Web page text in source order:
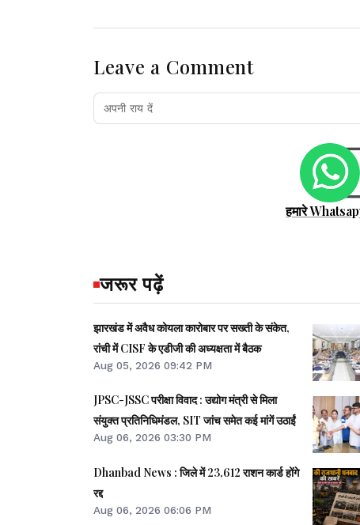
Leave a Comment
हमारे
जरूर पढ़ें
झारखंड में अवैध कोयला कारोबार पर सख्ती के संकेत,
रांची में CISF के एडीजी की अध्यक्षता में बैठक
Aug 05, 2026 09:42 PM
JPSC-JSSC परीक्षा विवाद : उद्योग मंत्री से मिला
संयुक्त प्रतिनिधिमंडल, SIT जांच समेत कई मांगें उठाईं
Aug 06, 2026 03:30 PM
Dhanbad News : जिले में 23,612 राशन कार्ड होंगे
रद्द
Aug 06, 2026 06:06 PM